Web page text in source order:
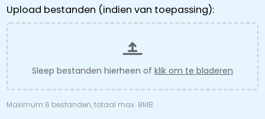
Upload bestanden (indien van toepassing):
Sleep bestanden hierheen of klik om te bladeren
Maximum 6 bestanden, totaal max. 8MB